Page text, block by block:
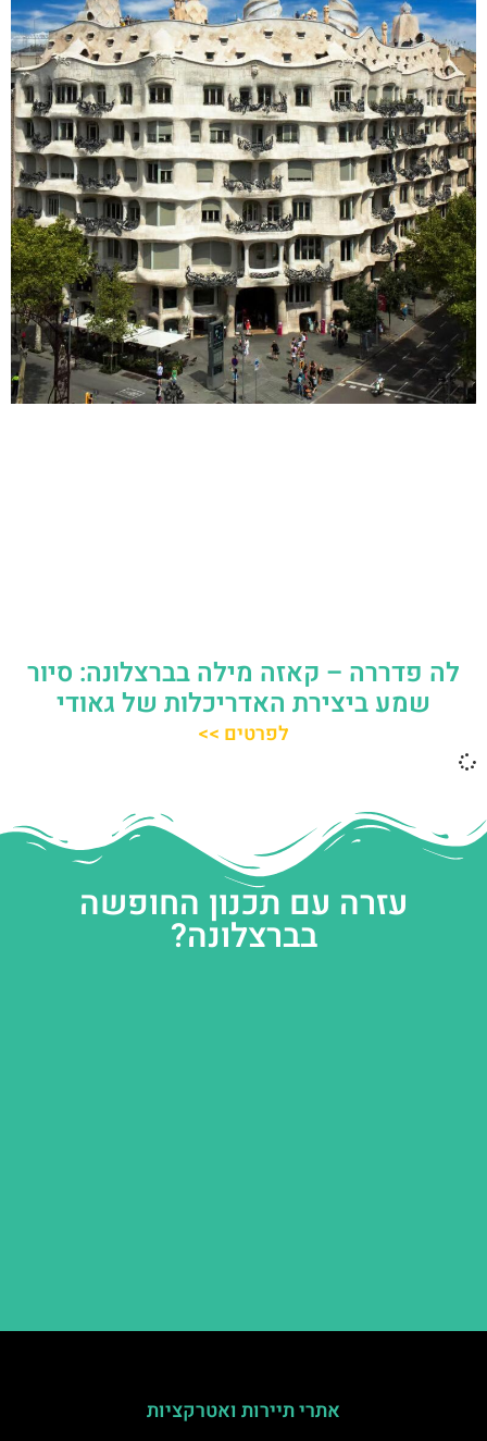
לה פדררה – קאזה מילה בברצלונה: סיור
שמע ביצירת האדריכלות של גאודי
לפרטים >>
עזרה עם תכנון החופשה
בברצלונה?
אתרי תיירות ואטרקציות